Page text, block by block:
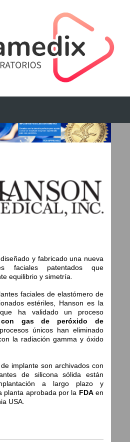
y fabricado una nueva
faciales patentados que
equilibrio y simetría.
faciales de elastómero de
estériles, Hanson es la
ha validado un proceso
con gas de peróxido de
únicos han eliminado
la radiación gamma y óxido
implante son archivados con
de silicona sólida están
a largo plazo y
planta aprobada por la FDAen
USA.